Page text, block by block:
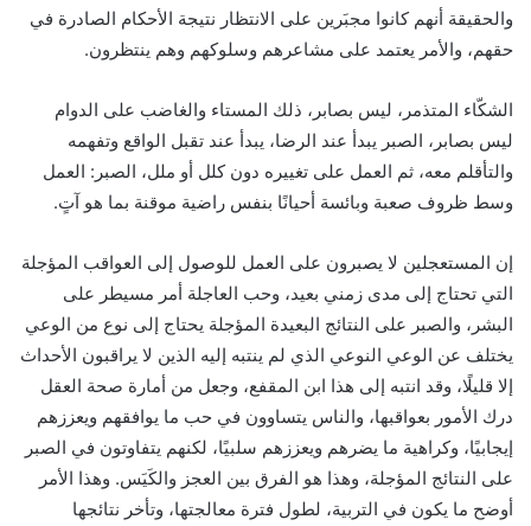
والحقيقة أنهم كانوا مجبَرين على الانتظار نتيجة الأحكام الصادرة في
حقهم، والأمر يعتمد على مشاعرهم وسلوكهم وهم ينتظرون.
الشكّاء المتذمر، ليس بصابر، ذلك المستاء والغاضب على الدوام
ليس بصابر، الصبر يبدأ عند الرضا، يبدأ عند تقبل الواقع وتفهمه
والتأقلم معه، ثم العمل على تغييره دون كلل أو ملل، الصبر: العمل
وسط ظروف صعبة وبائسة أحيانًا بنفس راضية موقنة بما هو آتٍ.
إن المستعجلين لا يصبرون على العمل للوصول إلى العواقب المؤجلة
التي تحتاج إلى مدى زمني بعيد، وحب العاجلة أمر مسيطر على
البشر، والصبر على النتائج البعيدة المؤجلة يحتاج إلى نوع من الوعي
يختلف عن الوعي النوعي الذي لم ينتبه إليه الذين لا يراقبون الأحداث
إلا قليلًا، وقد انتبه إلى هذا ابن المقفع، وجعل من أمارة صحة العقل
درك الأمور بعواقبها، والناس يتساوون في حب ما يوافقهم ويعززهم
إيجابيًا، وكراهية ما يضرهم ويعززهم سلبيًا، لكنهم يتفاوتون في الصبر
على النتائج المؤجلة، وهذا هو الفرق بين العجز والكَيَس. وهذا الأمر
أوضح ما يكون في التربية، لطول فترة معالجتها، وتأخر نتائجها